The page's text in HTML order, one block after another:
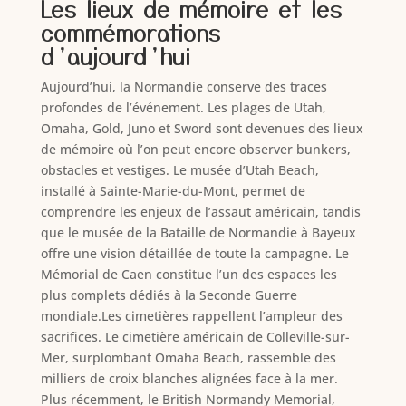
Les lieux de mémoire et les
commémorations
d’aujourd’hui
Aujourd’hui, la Normandie conserve des traces
profondes de l’événement. Les plages de Utah,
Omaha, Gold, Juno et Sword sont devenues des lieux
de mémoire où l’on peut encore observer bunkers,
obstacles et vestiges. Le musée d’Utah Beach,
installé à Sainte-Marie-du-Mont, permet de
comprendre les enjeux de l’assaut américain, tandis
que le musée de la Bataille de Normandie à Bayeux
offre une vision détaillée de toute la campagne. Le
Mémorial de Caen constitue l’un des espaces les
plus complets dédiés à la Seconde Guerre
mondiale.Les cimetières rappellent l’ampleur des
sacrifices. Le cimetière américain de Colleville-sur-
Mer, surplombant Omaha Beach, rassemble des
milliers de croix blanches alignées face à la mer.
Plus récemment, le British Normandy Memorial,